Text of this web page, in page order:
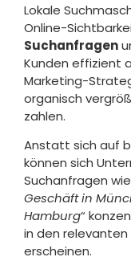
Lokale
Online-
Suchanfragen
Kunden effizient
Marketing-
organisch
zahlen.
Anstatt sich auf
können sich
Suchanfragen wie
Geschäft in
Hamburg“
in den relevanten
erscheinen.